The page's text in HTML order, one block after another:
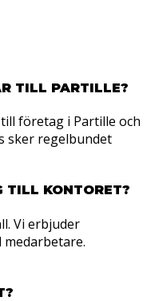
TILL PARTILLE?
företag i Partille och
sker regelbundet
TILL KONTORET?
Vi erbjuder